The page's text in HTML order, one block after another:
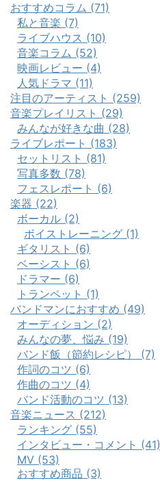
おすすめコラム (71)
私と音楽 (7)
ライブハウス (10)
音楽コラム (52)
映画レビュー (4)
人気ドラマ (11)
注目のアーティスト (259)
音楽プレイリスト (29)
みんなが好きな曲 (28)
ライブレポート (183)
セットリスト (81)
写真多数 (78)
フェスレポート (6)
楽器 (22)
ボーカル (2)
ボイストレーニング (1)
ギタリスト (6)
ベーシスト (6)
ドラマー (6)
トランペット (1)
バンドマンにおすすめ (49)
オーディション (2)
みんなの夢、悩み (19)
バンド飯（節約レシピ） (7)
作詞のコツ (6)
作曲のコツ (4)
バンド活動のコツ (13)
音楽ニュース (212)
ランキング (55)
インタビュー・コメント (41)
MV (53)
おすすめ商品 (3)